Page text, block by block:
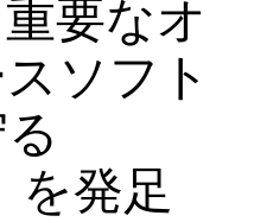
要なオ
ソフト
を発足